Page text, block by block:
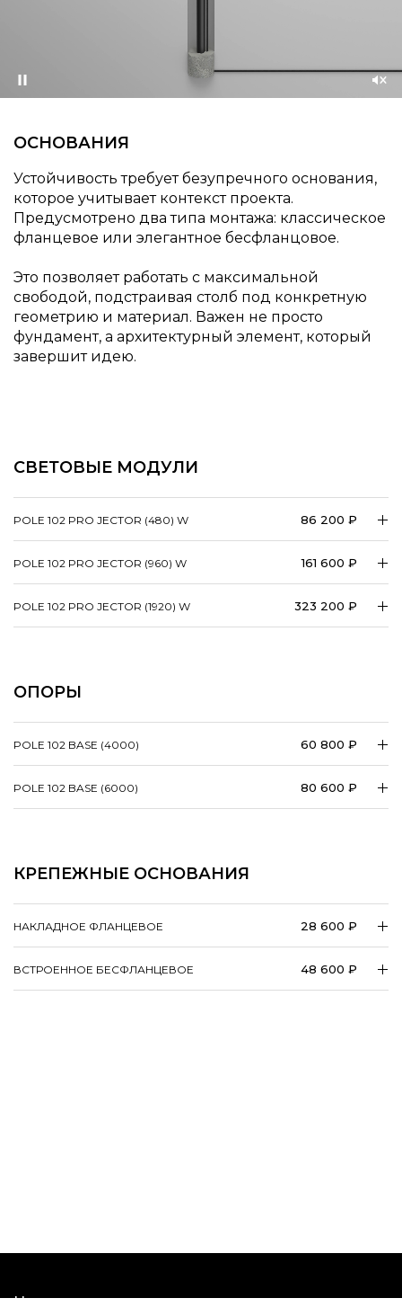
Приостановить Со
ОСНОВАНИЯ
Устойчивость требует безупречного основания,
которое учитывает контекст проекта.
Предусмотрено два типа монтажа: классическое
фланцевое или элегантное бесфланцовое.
Это позволяет работать с максимальной
свободой, подстраивая столб под конкретную
геометрию и материал. Важен не просто
фундамент, а архитектурный элемент, который
завершит идею.
СВЕТОВЫЕ МОДУЛИ
POLE 102 PRO JECTOR (480) W 86 200 ₽
POLE 102 PRO JECTOR (960) W 161 600 ₽
POLE 102 PRO JECTOR (1920) W 323 200 ₽
ОПОРЫ
POLE 102 BASE (4000) 60 800 ₽
POLE 102 BASE (6000) 80 600 ₽
КРЕПЕЖНЫЕ ОСНОВАНИЯ
НАКЛАДНОЕ ФЛАНЦЕВОЕ 28 600 ₽
ВСТРОЕННОЕ БЕСФЛАНЦЕВОЕ 48 600 ₽
Наши шоурумы